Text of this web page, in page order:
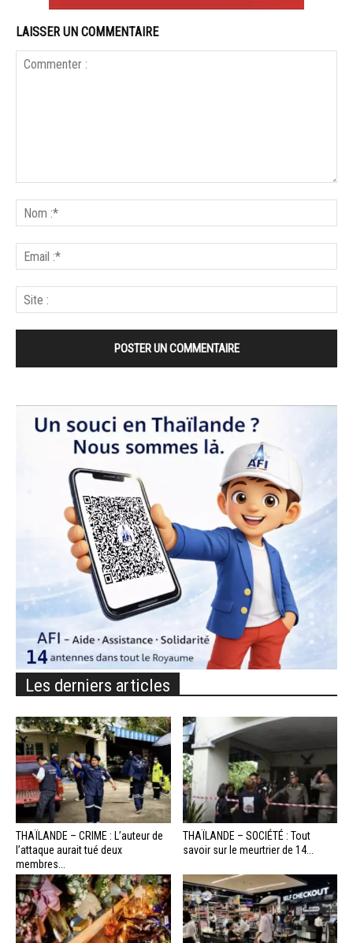
LAISSER UN COMMENTAIRE
Les derniers articles
THAÏLANDE – CRIME : L’auteur de
l’attaque aurait tué deux
membres...
THAÏLANDE – SOCIÉTÉ : Tout
savoir sur le meurtrier de 14...